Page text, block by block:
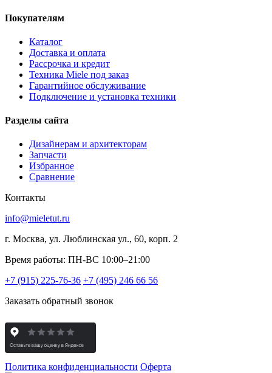
Покупателям
Каталог
Доставка и оплата
Рассрочка и кредит
Техника Miele под заказ
Гарантийное обслуживание
Подключение и установка техники
Разделы сайта
Дизайнерам и архитекторам
Запчасти
Избранное
Сравнение
Контакты
info@mieletut.ru
г. Москва, ул. Люблинская ул., 60, корп. 2
Время работы: ПН-ВС 10:00–21:00
+7 (915) 225-76-36 +7 (495) 246 66 56
Заказать обратный звонок
Политика конфиденциальности Оферта